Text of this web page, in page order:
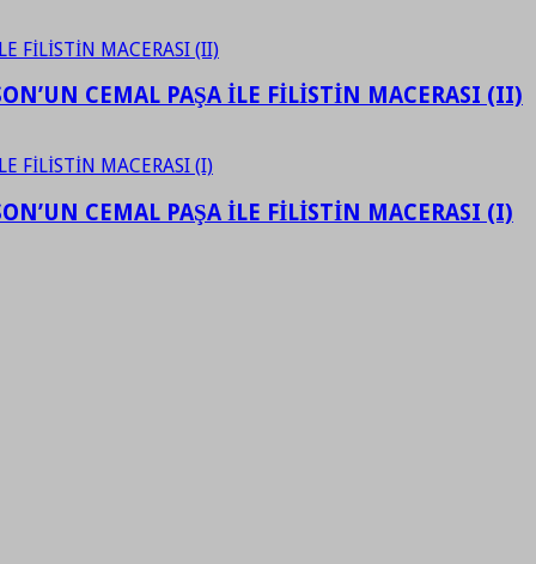
CEMAL PAŞA İLE FİLİSTİN MACERASI (II)
CEMAL PAŞA İLE FİLİSTİN MACERASI (I)